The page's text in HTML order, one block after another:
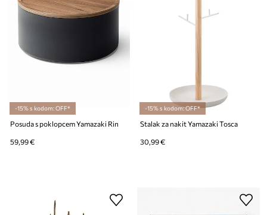
-15% s kodom: OFF*
Posuda s poklopcem Yamazaki Rin
59,99 €
-15% s kodom: OFF*
Stalak za nakit Yamazaki Tosca
30,99 €